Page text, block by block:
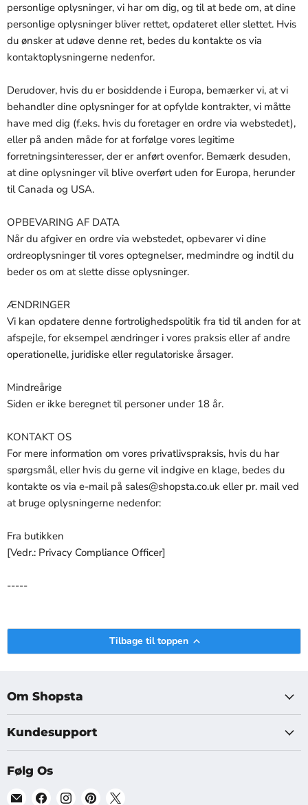
personlige oplysninger, vi har om dig, og til at bede om, at dine
personlige oplysninger bliver rettet, opdateret eller slettet. Hvis
du ønsker at udøve denne ret, bedes du kontakte os via
kontaktoplysningerne nedenfor.
Derudover, hvis du er bosiddende i Europa, bemærker vi, at vi
behandler dine oplysninger for at opfylde kontrakter, vi måtte
have med dig (f.eks. hvis du foretager en ordre via webstedet),
eller på anden måde for at forfølge vores legitime
forretningsinteresser, der er anført ovenfor. Bemærk desuden,
at dine oplysninger vil blive overført uden for Europa, herunder
til Canada og USA.
OPBEVARING AF DATA
Når du afgiver en ordre via webstedet, opbevarer vi dine
ordreoplysninger til vores optegnelser, medmindre og indtil du
beder os om at slette disse oplysninger.
ÆNDRINGER
Vi kan opdatere denne fortrolighedspolitik fra tid til anden for at
afspejle, for eksempel ændringer i vores praksis eller af andre
operationelle, juridiske eller regulatoriske årsager.
Mindreårige
Siden er ikke beregnet til personer under 18 år.
KONTAKT OS
For mere information om vores privatlivspraksis, hvis du har
spørgsmål, eller hvis du gerne vil indgive en klage, bedes du
kontakte os via e-mail på sales@shopsta.co.uk eller pr. mail ved
at bruge oplysningerne nedenfor:
Fra butikken
[Vedr.: Privacy Compliance Officer]
-----
Tilbage til toppen
Om Shopsta
Kundesupport
Følg Os
Find
Find
Find
Find